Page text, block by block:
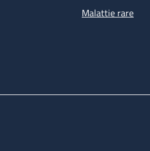
Malattie rare